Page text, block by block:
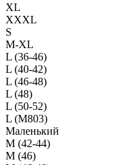
XL
XXXL
S
M-XL
L (36-46)
L (40-42)
L (46-48)
L (48)
L (50-52)
L (M803)
Маленький
М (42-44)
M (46)